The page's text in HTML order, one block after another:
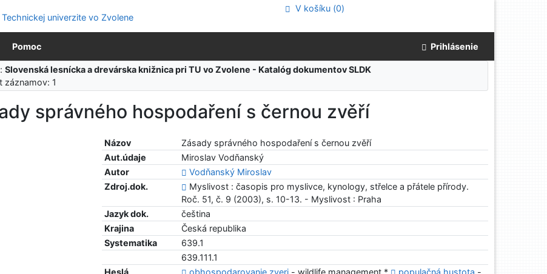
V košíku (0)
Pomoc Prihlásenie
Slovenská lesnícka a drevárska knižnica pri TU vo Zvolene - Katalóg dokumentov SLDK
záznamov: 1
správného hospodaření s černou zvěří
Názov
Zásady správného hospodaření s černou zvěří
Aut.údaje
Miroslav Vodňanský
Autor
Vodňanský Miroslav
Zdroj.dok.
Myslivost : časopis pro myslivce, kynology, střelce a přátele přírody.
Roč. 51, č. 9 (2003), s. 10-13. - Myslivost : Praha
Jazyk dok.
čeština
Krajina
Česká republika
Systematika
639.1
639.111.1